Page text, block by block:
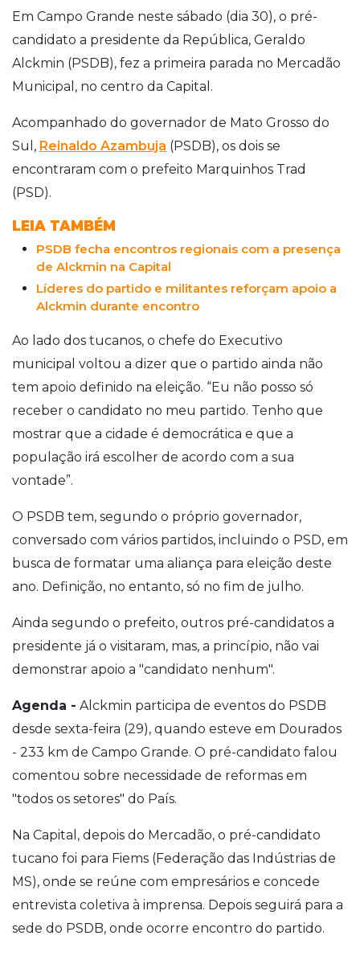
Em Campo Grande neste sábado (dia 30), o pré-
candidato a presidente da República, Geraldo
Alckmin (PSDB), fez a primeira parada no Mercadão
Municipal, no centro da Capital.
Acompanhado do governador de Mato Grosso do
Sul, Reinaldo Azambuja (PSDB), os dois se
encontraram com o prefeito Marquinhos Trad
(PSD).
LEIA TAMBÉM
PSDB fecha encontros regionais com a presença
de Alckmin na Capital
Líderes do partido e militantes reforçam apoio a
Alckmin durante encontro
Ao lado dos tucanos, o chefe do Executivo
municipal voltou a dizer que o partido ainda não
tem apoio definido na eleição. “Eu não posso só
receber o candidato no meu partido. Tenho que
mostrar que a cidade é democrática e que a
população irá escolher de acordo com a sua
vontade”.
O PSDB tem, segundo o próprio governador,
conversado com vários partidos, incluindo o PSD, em
busca de formatar uma aliança para eleição deste
ano. Definição, no entanto, só no fim de julho.
Ainda segundo o prefeito, outros pré-candidatos a
presidente já o visitaram, mas, a princípio, não vai
demonstrar apoio a "candidato nenhum".
Agenda - Alckmin participa de eventos do PSDB
desde sexta-feira (29), quando esteve em Dourados
- 233 km de Campo Grande. O pré-candidato falou
comentou sobre necessidade de reformas em
"todos os setores" do País.
Na Capital, depois do Mercadão, o pré-candidato
tucano foi para Fiems (Federação das Indústrias de
MS), onde se reúne com empresários e concede
entrevista coletiva à imprensa. Depois seguirá para a
sede do PSDB, onde ocorre encontro do partido.